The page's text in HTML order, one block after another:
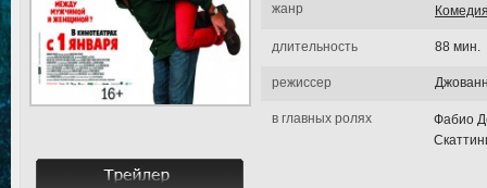
жанр
длительность 88 мин.
режиссер
в главных ролях
Фабио